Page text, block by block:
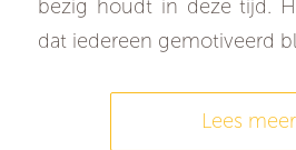
bezig houdt in deze tijd.
dat iedereen gemotiveerd
Lees meer